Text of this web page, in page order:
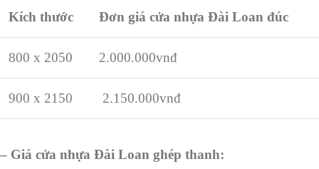
Kích thước Đơn giá cửa nhựa Đài Loan đúc
800 x 2050 2.000.000vnđ
900 x 2150 2.150.000vnđ
– Giá cửa nhựa Đài Loan ghép thanh: